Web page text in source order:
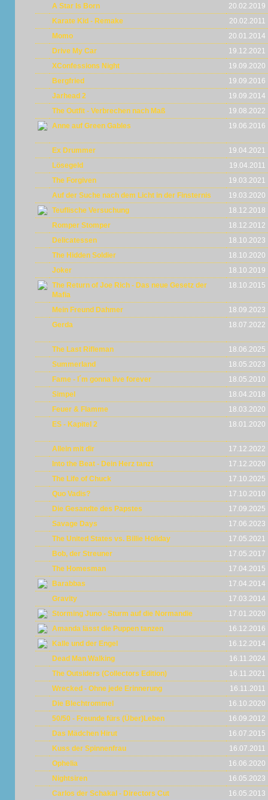
A Star Is Born
20.02.2019
Karate Kid - Remake
20.02.2011
Momo
20.01.2014
Drive My Car
19.12.2021
XConfessions Night
19.09.2020
Bergfried
19.09.2016
Jarhead 2
19.09.2014
The Outfit - Verbrechen nach Maß
19.08.2022
Anne auf Green Gables
19.06.2016
Ex Drummer
19.04.2021
Lösegeld
19.04.2011
The Forgiven
19.03.2021
Auf der Suche nach dem Licht in der Finsternis
19.03.2020
Teuflische Versuchung
18.12.2018
Romper Stomper
18.12.2012
Delicatessen
18.10.2023
The Hidden Soldier
18.10.2020
Joker
18.10.2019
The Return of Joe Rich - Das neue Gesetz der
Mafia
18.10.2015
Mein Freund Dahmer
18.09.2023
Gerda
18.07.2022
The Last Rifleman
18.06.2025
Summerland
18.05.2023
Fame - I´m gonna live forever
18.05.2010
Simpel
18.04.2018
Feuer & Flamme
18.03.2020
ES - Kapitel 2
18.01.2020
Allein mit dir
17.12.2022
Into the Beat - Dein Herz tanzt
17.12.2020
The Life of Chuck
17.10.2025
Quo Vadis?
17.10.2010
Die Gesandte des Papstes
17.09.2025
Savage Days
17.06.2023
The United States vs. Billie Holiday
17.05.2021
Bob, der Streuner
17.05.2017
The Homesman
17.04.2015
Barabbas
17.04.2014
Gravity
17.03.2014
Storming Juno - Sturm auf die Normandie
17.01.2020
Amanda lässt die Puppen tanzen
16.12.2016
Kalle und der Engel
16.12.2014
Dead Man Walking
16.11.2024
The Outsiders (Collectors Edition)
16.11.2021
Wrecked - Ohne jede Erinnerung
16.11.2011
Die Blechtrommel
16.10.2020
50/50 - Freunde fürs (Über)Leben
16.09.2012
Das Mädchen Hirut
16.07.2015
Kuss der Spinnenfrau
16.07.2011
Ophelia
16.06.2020
Nightsiren
16.05.2023
Carlos der Schakal - Directors Cut
16.05.2013